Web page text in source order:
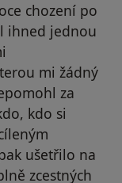
chození po
ihned jednou
mi žádný
za
kdo si
ušetřilo na
zcestných